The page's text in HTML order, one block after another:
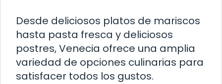
Desde deliciosos platos de mariscos
hasta pasta fresca y deliciosos
postres, Venecia ofrece una amplia
variedad de opciones culinarias para
satisfacer todos los gustos.